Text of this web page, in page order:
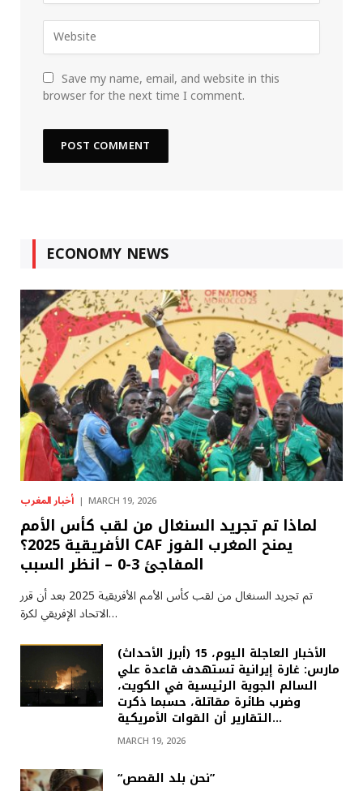
Save my name, email, and website in this
browser for the next time I comment.
ECONOMY NEWS
أخبار المغرب MARCH 19, 2026
لماذا تم تجريد السنغال من لقب كأس الأمم
الأفريقية 2025؟ CAF يمنح المغرب الفوز
المفاجئ 3-0 – انظر السبب
تم تجريد السنغال من لقب كأس الأمم الأفريقية 2025 بعد أن قرر
الاتحاد الإفريقي لكرة…
(أبرز الأحداث) الأخبار العاجلة اليوم، 15
مارس: غارة إيرانية تستهدف قاعدة علي
السالم الجوية الرئيسية في الكويت،
وضرب طائرة مقاتلة، حسبما ذكرت
التقارير أن القوات الأمريكية…
MARCH 19, 2026
“نحن بلد القصص”